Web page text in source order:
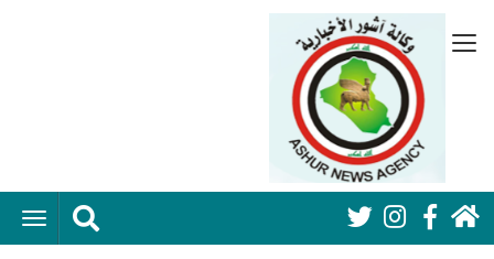
إلى
Social
قائمة
جانبية
الرئيسية